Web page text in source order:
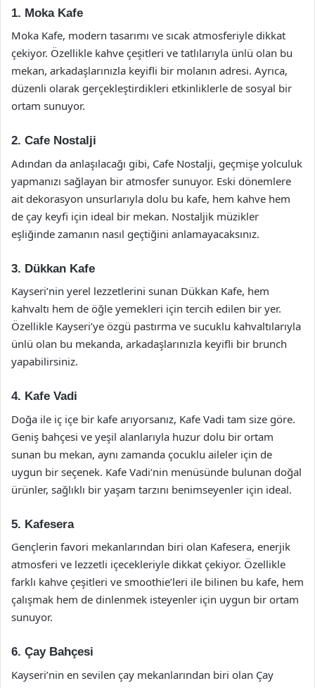
1. Moka Kafe
Moka Kafe, modern tasarımı ve sıcak atmosferiyle dikkat
çekiyor. Özellikle kahve çeşitleri ve tatlılarıyla ünlü olan bu
mekan, arkadaşlarınızla keyifli bir molanın adresi. Ayrıca,
düzenli olarak gerçekleştirdikleri etkinliklerle de sosyal bir
ortam sunuyor.
2. Cafe Nostalji
Adından da anlaşılacağı gibi, Cafe Nostalji, geçmişe yolculuk
yapmanızı sağlayan bir atmosfer sunuyor. Eski dönemlere
ait dekorasyon unsurlarıyla dolu bu kafe, hem kahve hem
de çay keyfi için ideal bir mekan. Nostaljik müzikler
eşliğinde zamanın nasıl geçtiğini anlamayacaksınız.
3. Dükkan Kafe
Kayseri’nin yerel lezzetlerini sunan Dükkan Kafe, hem
kahvaltı hem de öğle yemekleri için tercih edilen bir yer.
Özellikle Kayseri’ye özgü pastırma ve sucuklu kahvaltılarıyla
ünlü olan bu mekanda, arkadaşlarınızla keyifli bir brunch
yapabilirsiniz.
4. Kafe Vadi
Doğa ile iç içe bir kafe arıyorsanız, Kafe Vadi tam size göre.
Geniş bahçesi ve yeşil alanlarıyla huzur dolu bir ortam
sunan bu mekan, aynı zamanda çocuklu aileler için de
uygun bir seçenek. Kafe Vadi’nin menüsünde bulunan doğal
ürünler, sağlıklı bir yaşam tarzını benimseyenler için ideal.
5. Kafesera
Gençlerin favori mekanlarından biri olan Kafesera, enerjik
atmosferi ve lezzetli içecekleriyle dikkat çekiyor. Özellikle
farklı kahve çeşitleri ve smoothie’leri ile bilinen bu kafe, hem
çalışmak hem de dinlenmek isteyenler için uygun bir ortam
sunuyor.
6. Çay Bahçesi
Kayseri’nin en sevilen çay mekanlarından biri olan Çay